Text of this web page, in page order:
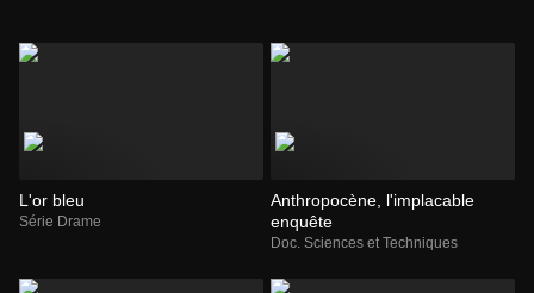
L'or bleu
Série Drame
Anthropocène, l'implacable
enquête
Doc. Sciences et Techniques